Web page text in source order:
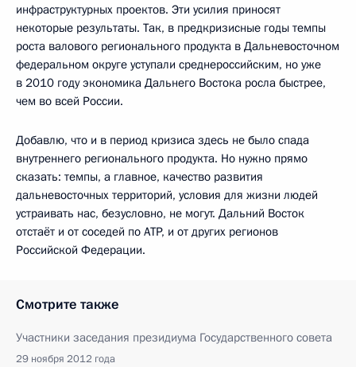
инфраструктурных проектов. Эти усилия приносят
некоторые результаты. Так, в предкризисные годы темпы
роста валового регионального продукта в Дальневосточном
федеральном округе уступали среднероссийским, но уже
в 2010 году экономика Дальнего Востока росла быстрее,
чем во всей России.
Добавлю, что и в период кризиса здесь не было спада
внутреннего регионального продукта. Но нужно прямо
сказать: темпы, а главное, качество развития
дальневосточных территорий, условия для жизни людей
устраивать нас, безусловно, не могут. Дальний Восток
отстаёт и от соседей по АТР, и от других регионов
Российской Федерации.
Смотрите также
Участники заседания президиума Государственного совета
29 ноября 2012 года